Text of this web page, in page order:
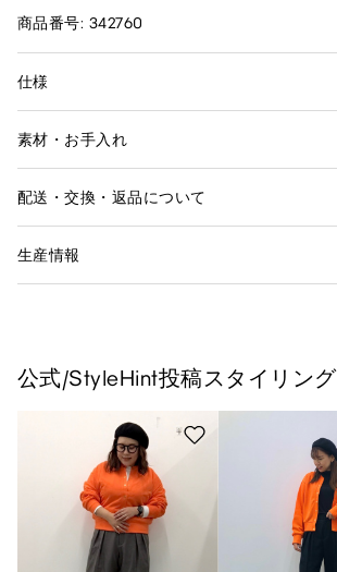
商品番号: 342760
仕様
素材・お手入れ
配送・交換・返品について
生産情報
公式/StyleHint投稿スタイリング